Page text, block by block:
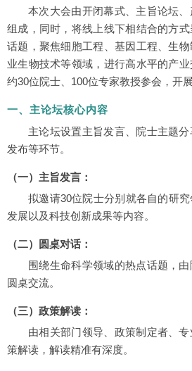
本次大会由开闭幕式、主旨论坛
组成，同时，将线上线下相结合的方
话题，聚焦细胞工程、基因工程、生
业生物技术等领域，进行高水平的产
约30位院士、100位专家教授参会，开
一、主论坛核心内容
主论坛设置主旨发言、院士主题
发布等环节。
（一）主旨发言：
拟邀请30位院士分别就各自的研
发展以及科技创新成果等内容。
（二）圆桌对话：
围绕生命科学领域的热点话题，
圆桌交流。
（三）政策解读：
由相关部门领导、政策制定者、
策解读，解读精准有深度。